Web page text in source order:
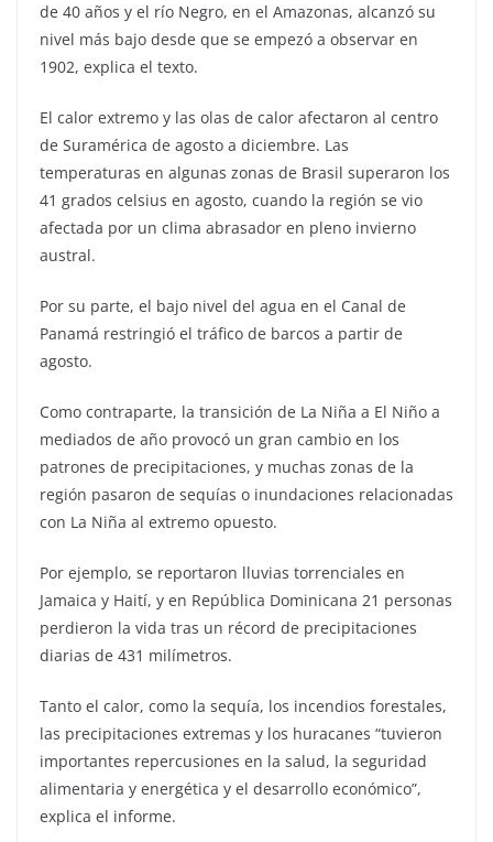
de 40 años y el río Negro, en el Amazonas, alcanzó su
nivel más bajo desde que se empezó a observar en
1902, explica el texto.
El calor extremo y las olas de calor afectaron al centro
de Suramérica de agosto a diciembre. Las
temperaturas en algunas zonas de Brasil superaron los
41 grados celsius en agosto, cuando la región se vio
afectada por un clima abrasador en pleno invierno
austral.
Por su parte, el bajo nivel del agua en el Canal de
Panamá restringió el tráfico de barcos a partir de
agosto.
Como contraparte, la transición de La Niña a El Niño a
mediados de año provocó un gran cambio en los
patrones de precipitaciones, y muchas zonas de la
región pasaron de sequías o inundaciones relacionadas
con La Niña al extremo opuesto.
Por ejemplo, se reportaron lluvias torrenciales en
Jamaica y Haití, y en República Dominicana 21 personas
perdieron la vida tras un récord de precipitaciones
diarias de 431 milímetros.
Tanto el calor, como la sequía, los incendios forestales,
las precipitaciones extremas y los huracanes “tuvieron
importantes repercusiones en la salud, la seguridad
alimentaria y energética y el desarrollo económico”,
explica el informe.